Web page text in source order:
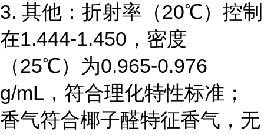
3. 其他：折射率（20℃）控制
在1.444-1.450，密度
（25℃）为0.965-0.976
g/mL，符合理化特性标准；
香气符合椰子醛特征香气，无